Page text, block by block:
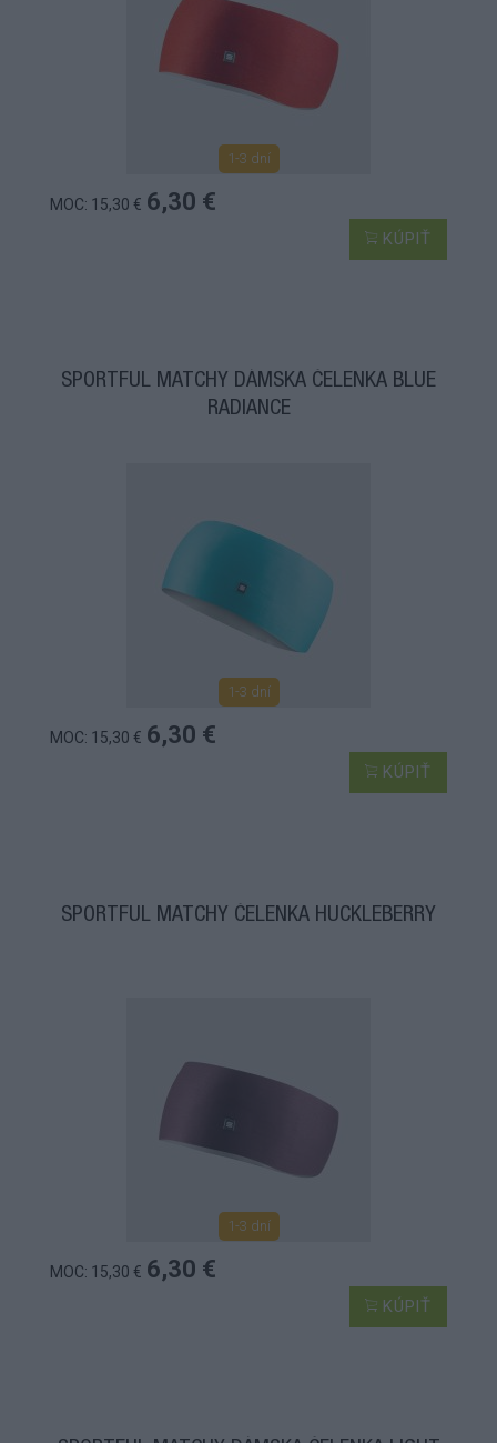
1-3 dní
MOC: 15,30 € 6,30 €
KÚPIŤ
SPORTFUL MATCHY DÁMSKA ČELENKA BLUE
RADIANCE
1-3 dní
MOC: 15,30 € 6,30 €
KÚPIŤ
SPORTFUL MATCHY ČELENKA HUCKLEBERRY
1-3 dní
MOC: 15,30 € 6,30 €
KÚPIŤ